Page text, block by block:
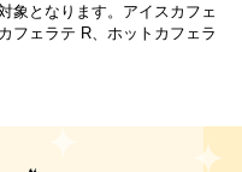
象となります。アイスカフェ
フェラテ R、ホットカフェラ